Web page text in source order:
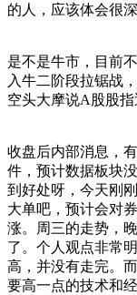
的人，应该体会很
是不是牛市，目前
入牛二阶段拉锯战
空头大摩说A股股指
收盘后内部消息，
件，预计数据板块
到好处呀，今天刚
大单吧，预计会对
涨。周三的走势，
了。个人观点非常
高，并没有走完。
要高一点的技术和